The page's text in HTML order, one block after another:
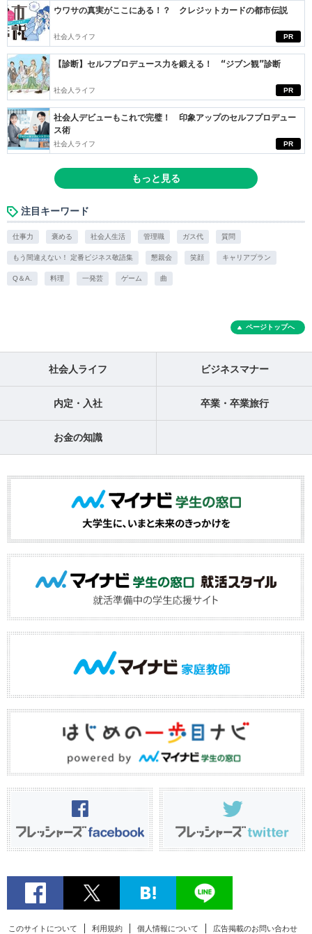
PR
ウワサの真実がここにある！？ クレジットカードの都市伝説
社会人ライフ
PR
【診断】セルフプロデュース力を鍛える！ “ジブン観”診断
社会人ライフ
PR
社会人デビューもこれで完璧！ 印象アップのセルフプロデュー
ス術
社会人ライフ
もっと見る
注目キーワード
仕事力 褒める 社会人生活 管理職 ガス代 質問
もう間違えない！ 定番ビジネス敬語集 懇親会 笑顔 キャリアプラン
Q＆A. 料理 一発芸 ゲーム 曲
ページトップへ
社会人ライフ ビジネスマナー
内定・入社 卒業・卒業旅行
お金の知識
このサイトについて 利用規約 個人情報について 広告掲載のお問い合わせ